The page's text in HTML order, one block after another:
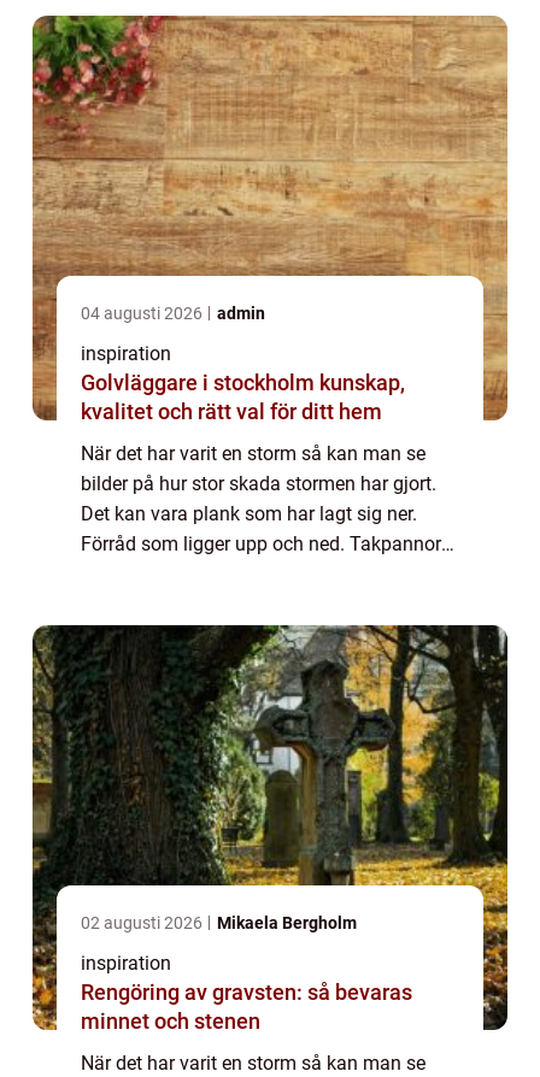
04 augusti 2026 admin
inspiration
Golvläggare i stockholm kunskap,
kvalitet och rätt val för ditt hem
När det har varit en storm så kan man se
bilder på hur stor skada stormen har gjort.
Det kan vara plank som har lagt sig ner.
Förråd som ligger upp och ned. Takpannor
02 augusti 2026 Mikaela Bergholm
inspiration
Rengöring av gravsten: så bevaras
minnet och stenen
När det har varit en storm så kan man se